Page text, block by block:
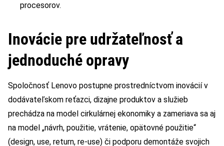
procesorov.
Inovácie pre udržateľnosť a
jednoduché opravy
Spoločnosť Lenovo postupne prostredníctvom inovácií v
dodávateľskom reťazci, dizajne produktov a služieb
prechádza na model cirkulárnej ekonomiky a zameriava sa aj
na model „návrh, použitie, vrátenie, opätovné použitie“
(design, use, return, re-use) či podporu demontáže svojich